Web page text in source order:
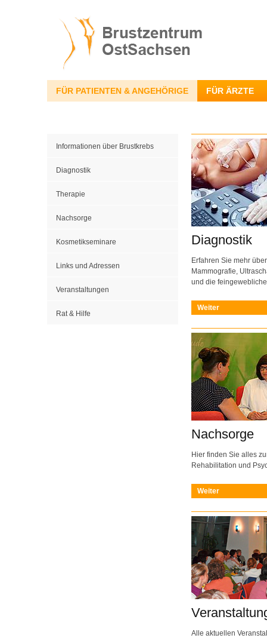
FÜR PATIENTEN & ANGEHÖRIGE FÜR ÄRZTE
Informationen über Brustkrebs
Diagnostik
Therapie
Nachsorge
Kosmetikseminare
Links und Adressen
Veranstaltungen
Rat & Hilfe
Diagnostik
Erfahren Sie mehr
Mammografie,
und die
Weiter
Nachsorge
Hier finden Sie alles
Rehabilitation und
Weiter
Alle aktuellen